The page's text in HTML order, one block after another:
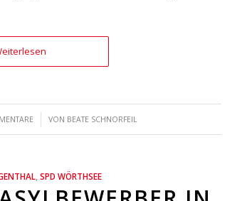
VON BEATE SCHNORFEIL
,SPD WÖRTHSEE